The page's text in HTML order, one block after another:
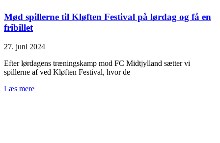
Mød spillerne til Kløften Festival på lørdag og få en
fribillet
27. juni 2024
Efter lørdagens træningskamp mod FC Midtjylland sætter vi
spillerne af ved Kløften Festival, hvor de
Læs mere